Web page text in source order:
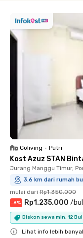
Coliving • Putri
Kost Azuz STAN
Jurang Manggu Timur,
3.6 km dari rumah
mulai dari Rp1.350.000
-8% Rp1.235.000 /
Diskon sewa min. 12
Lihat info lebih